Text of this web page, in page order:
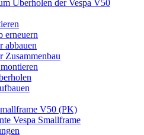
Überholen der Vespa V50
erneuern
abbauen
Zusammenbau
V50 (PK)
Vespa Smallframe